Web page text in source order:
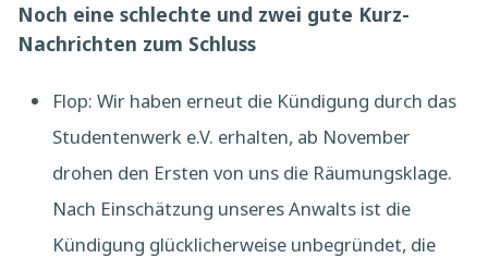
Noch eine schlechte und zwei gute Kurz-
Nachrichten zum Schluss
Flop: Wir haben erneut die Kündigung durch das
Studentenwerk e.V. erhalten, ab November
drohen den Ersten von uns die Räumungsklage.
Nach Einschätzung unseres Anwalts ist die
Kündigung glücklicherweise unbegründet, die